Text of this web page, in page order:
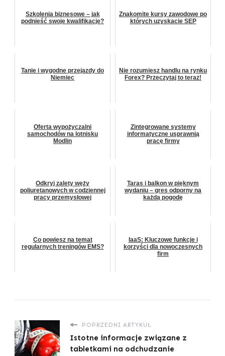
Szkolenia biznesowe – jak
podnieść swoje kwalifikacje?
Znakomite kursy zawodowe po
których uzyskacie SEP
Tanie i wygodne przejazdy do
Niemiec
Nie rozumiesz handlu na rynku
Forex? Przeczytaj to teraz!
Oferta wypożyczalni
samochodów na lotnisku
Modlin
Zintegrowane systemy
informatyczne usprawnią
pracę firmy
Odkryj zalety węży
poliuretanowych w codziennej
pracy przemysłowej
Taras i balkon w pięknym
wydaniu – gres odporny na
każdą pogodę
Co powiesz na temat
regularnych treningów EMS?
IaaS: Kluczowe funkcje i
korzyści dla nowoczesnych
firm
POPRZEDNI ARTYKUŁ
Istotne informacje związane z
tabletkami na odchudzanie